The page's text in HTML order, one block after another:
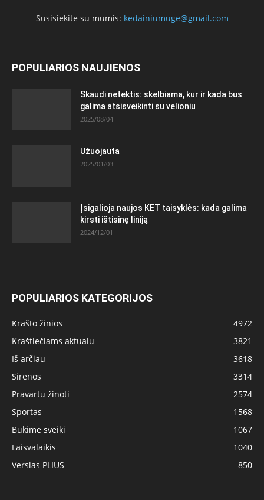
Susisiekite su mumis: kedainiumuge@gmail.com
POPULIARIOS NAUJIENOS
Skaudi netektis: skelbiama, kur ir kada bus
galima atsisveikinti su velioniu
2025/08/04
Užuojauta
2025/01/03
Įsigalioja naujos KET taisyklės: kada galima
kirsti ištisinę liniją
2024/12/01
POPULIARIOS KATEGORIJOS
Krašto žinios
4972
Kraštiečiams aktualu
3821
Iš arčiau
3618
Sirenos
3314
Pravartu žinoti
2574
Sportas
1568
Būkime sveiki
1067
Laisvalaikis
1040
Verslas PLIUS
850